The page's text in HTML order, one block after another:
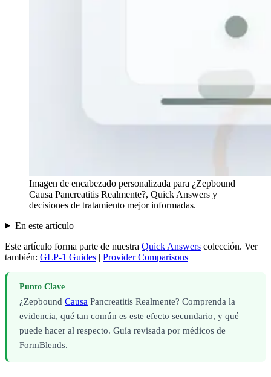
Imagen de encabezado personalizada para ¿Zepbound
Causa Pancreatitis Realmente?, Quick Answers y
decisiones de tratamiento mejor informadas.
En este artículo
Este artículo forma parte de nuestra Quick Answers colección. Ver
también: GLP-1 Guides | Provider Comparisons
Punto Clave
¿Zepbound Causa Pancreatitis Realmente? Comprenda la
evidencia, qué tan común es este efecto secundario, y qué
puede hacer al respecto. Guía revisada por médicos de
FormBlends.